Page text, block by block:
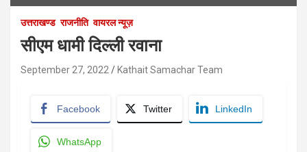
उत्तराखण्ड राजनीति वायरल न्यूज़
सीएम धामी दिल्‍ली रवाना
September 27, 2022 Kathait Samachar Team
Facebook Twitter LinkedIn
WhatsApp